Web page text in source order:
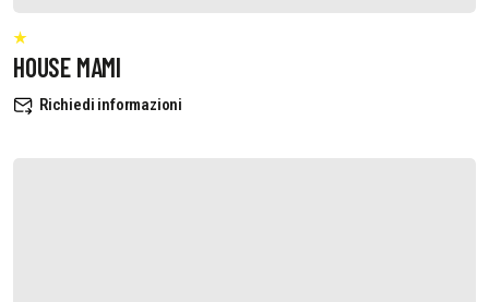
HOUSE MAMI
Richiedi informazioni